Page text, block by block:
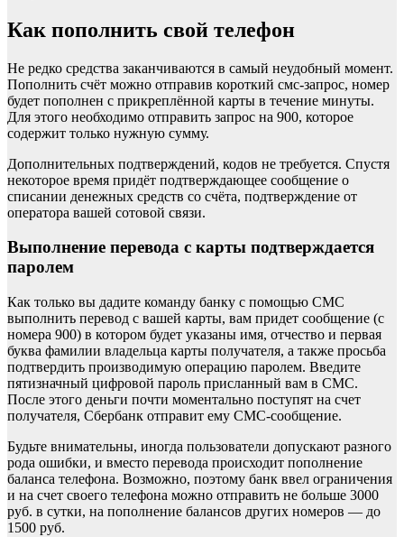
Как пополнить свой телефон
Не редко средства заканчиваются в самый неудобный момент.
Пополнить счёт можно отправив короткий смс-запрос, номер
будет пополнен с прикреплённой карты в течение минуты.
Для этого необходимо отправить запрос на 900, которое
содержит только нужную сумму.
Дополнительных подтверждений, кодов не требуется. Спустя
некоторое время придёт подтверждающее сообщение о
списании денежных средств со счёта, подтверждение от
оператора вашей сотовой связи.
Выполнение перевода с карты подтверждается
паролем
Как только вы дадите команду банку с помощью СМС
выполнить перевод с вашей карты, вам придет сообщение (с
номера 900) в котором будет указаны имя, отчество и первая
буква фамилии владельца карты получателя, а также просьба
подтвердить производимую операцию паролем. Введите
пятизначный цифровой пароль присланный вам в СМС.
После этого деньги почти моментально поступят на счет
получателя, Сбербанк отправит ему СМС-сообщение.
Будьте внимательны, иногда пользователи допускают разного
рода ошибки, и вместо перевода происходит пополнение
баланса телефона. Возможно, поэтому банк ввел ограничения
и на счет своего телефона можно отправить не больше 3000
руб. в сутки, на пополнение балансов других номеров — до
1500 руб.